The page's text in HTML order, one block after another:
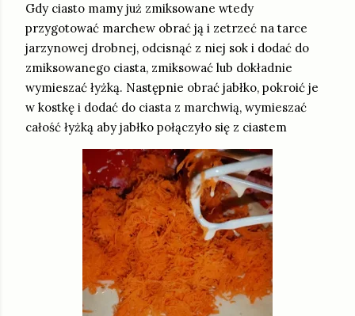
Gdy ciasto mamy już zmiksowane wtedy
przygotować marchew obrać ją i zetrzeć na tarce
jarzynowej drobnej, odcisnąć z niej sok i dodać do
zmiksowanego ciasta, zmiksować lub dokładnie
wymieszać łyżką. Następnie obrać jabłko, pokroić je
w kostkę i dodać do ciasta z marchwią, wymieszać
całość łyżką aby jabłko połączyło się z ciastem